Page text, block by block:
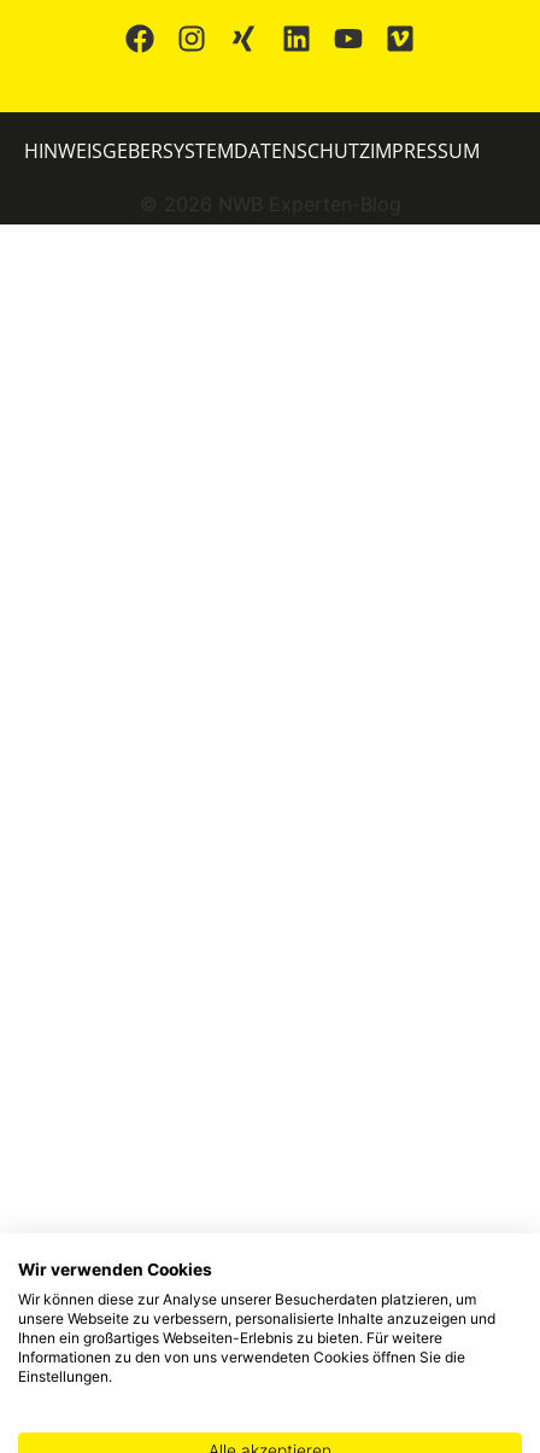
© 2026 NWB Experten-Blog
HINWEISGEBERSYSTEMDATENSCHUTZIMPRESSUM
Wir verwenden Cookies
Wir können diese zur Analyse unserer Besucherdaten platzieren, um
unsere Webseite zu verbessern, personalisierte Inhalte anzuzeigen und
Ihnen ein großartiges Webseiten-Erlebnis zu bieten. Für weitere
Informationen zu den von uns verwendeten Cookies öffnen Sie die
Einstellungen.